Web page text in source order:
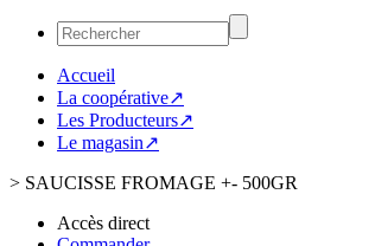
Accueil
La coopérative↗
Les Producteurs↗
Le magasin↗
> SAUCISSE FROMAGE +- 500GR
Accès direct